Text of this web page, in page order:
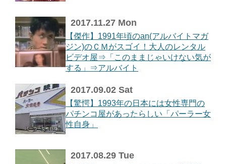
2017.11.27 Mon
【傑作】1991年頃のan(アルバイトマガ
ジン)のＣＭがスゴイ！大人のレンタル
ビデオ屋⇒「このままじゃいけない気が
する」⇒アルバイト
2017.09.02 Sat
【驚愕】1993年の日本には女性専門の
パチンコ屋があったらしい「パーラー女
性自身」
2017.08.29 Tue